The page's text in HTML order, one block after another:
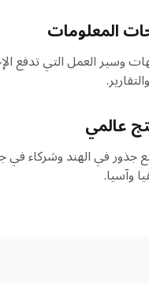
المعلومات
وسير العمل التي تدفع
عالمي
جذور في الهند وشركاء في
وآسيا.